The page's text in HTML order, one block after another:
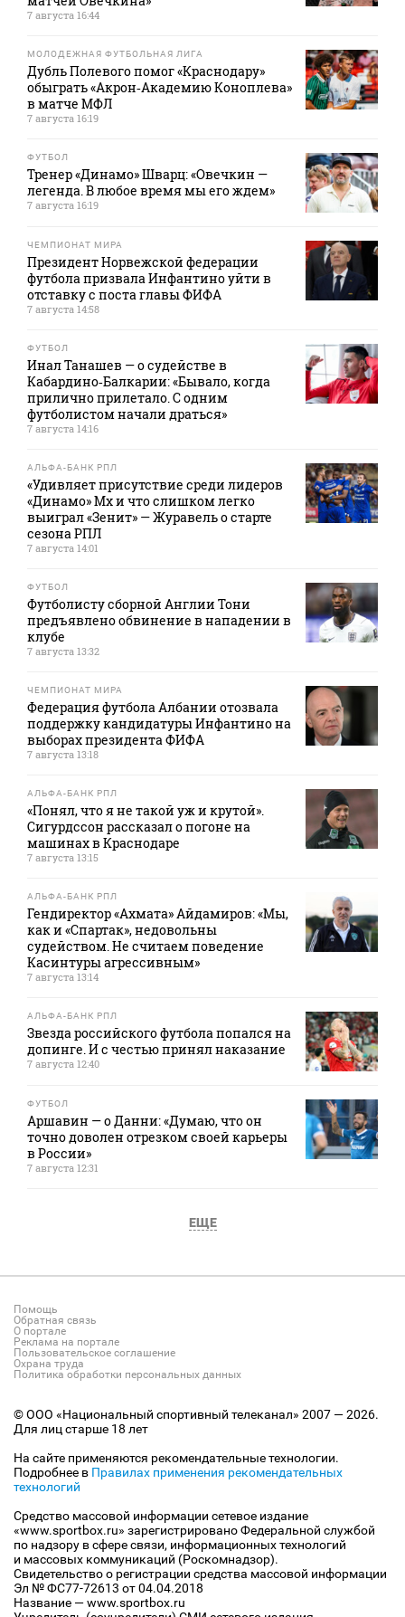
7 августа 16:44
МОЛОДЕЖНАЯ ФУТБОЛЬНАЯ ЛИГА
Дубль Полевого помог «Краснодару»
обыграть «Акрон‑Академию Коноплева»
в матче МФЛ
7 августа 16:19
ФУТБОЛ
Тренер «Динамо» Шварц: «Овечкин —
легенда. В любое время мы его ждем»
7 августа 16:19
ЧЕМПИОНАТ МИРА
Президент Норвежской федерации
футбола призвала Инфантино уйти в
отставку с поста главы ФИФА
7 августа 14:58
ФУТБОЛ
Инал Танашев — о судействе в
Кабардино‑Балкарии: «Бывало, когда
прилично прилетало. С одним
футболистом начали драться»
7 августа 14:16
АЛЬФА-БАНК РПЛ
«Удивляет присутствие среди лидеров
«Динамо» Мх и что слишком легко
выиграл «Зенит» — Журавель о старте
сезона РПЛ
7 августа 14:01
ФУТБОЛ
Футболисту сборной Англии Тони
предъявлено обвинение в нападении в
клубе
7 августа 13:32
ЧЕМПИОНАТ МИРА
Федерация футбола Албании отозвала
поддержку кандидатуры Инфантино на
выборах президента ФИФА
7 августа 13:18
АЛЬФА-БАНК РПЛ
«Понял, что я не такой уж и крутой».
Сигурдссон рассказал о погоне на
машинах в Краснодаре
7 августа 13:15
АЛЬФА-БАНК РПЛ
Гендиректор «Ахмата» Айдамиров: «Мы,
как и «Спартак», недовольны
судейством. Не считаем поведение
Касинтуры агрессивным»
7 августа 13:14
АЛЬФА-БАНК РПЛ
Звезда российского футбола попался на
допинге. И с честью принял наказание
7 августа 12:40
ФУТБОЛ
Аршавин — о Данни: «Думаю, что он
точно доволен отрезком своей карьеры
в России»
7 августа 12:31
ЕЩЕ
Помощь
Обратная связь
О портале
Реклама на портале
Пользовательское соглашение
Охрана труда
Политика обработки персональных данных
© ООО «Национальный спортивный телеканал» 2007 — 2026.
Для лиц старше 18 лет
На сайте применяются рекомендательные технологии.
Подробнее в Правилах применения рекомендательных
технологий
Средство массовой информации сетевое издание
«www.sportbox.ru» зарегистрировано Федеральной службой
по надзору в сфере связи, информационных технологий
и массовых коммуникаций (Роскомнадзор).
Свидетельство о регистрации средства массовой информации
Эл № ФС77-72613 от 04.04.2018
Название — www.sportbox.ru